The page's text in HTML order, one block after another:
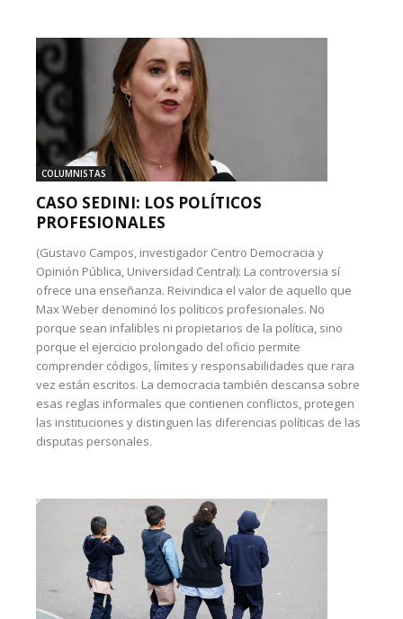
COLUMNISTAS
CASO SEDINI: LOS POLÍTICOS
PROFESIONALES
(Gustavo Campos, investigador Centro Democracia y
Opinión Pública, Universidad Central): La controversia sí
ofrece una enseñanza. Reivindica el valor de aquello que
Max Weber denominó los políticos profesionales. No
porque sean infalibles ni propietarios de la política, sino
porque el ejercicio prolongado del oficio permite
comprender códigos, límites y responsabilidades que rara
vez están escritos. La democracia también descansa sobre
esas reglas informales que contienen conflictos, protegen
las instituciones y distinguen las diferencias políticas de las
disputas personales.